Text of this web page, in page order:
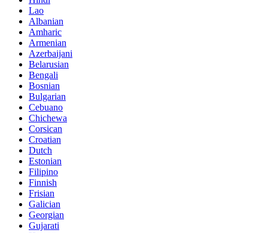
Lao
Albanian
Amharic
Armenian
Azerbaijani
Belarusian
Bengali
Bosnian
Bulgarian
Cebuano
Chichewa
Corsican
Croatian
Dutch
Estonian
Filipino
Finnish
Frisian
Galician
Georgian
Gujarati